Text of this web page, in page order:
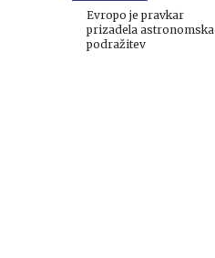
Evropo je pravkar
prizadela astronomska
podražitev